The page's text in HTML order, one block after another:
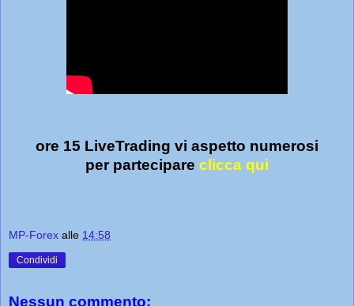
ore 15 LiveTrading vi aspetto numerosi
per partecipare clicca qui
MP-Forex alle 14:58
Condividi
Nessun commento: